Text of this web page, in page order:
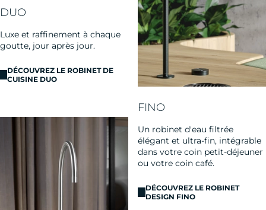
DUO
Luxe et raffinement à chaque
goutte, jour après jour.
DÉCOUVREZ LE ROBINET DE
CUISINE DUO
FINO
Un robinet d'eau filtrée
élégant et ultra-fin, intégrable
dans votre coin petit-déjeuner
ou votre coin café.
DÉCOUVREZ LE ROBINET
DESIGN FINO